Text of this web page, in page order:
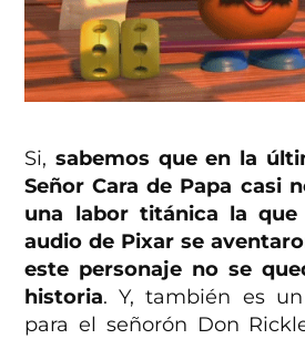
Si,sabemos que en la
Señor Cara de Papa casi
una labor titánica la
audio de Pixar se
este personaje no se
historia. Y, también es
para el señorón Don